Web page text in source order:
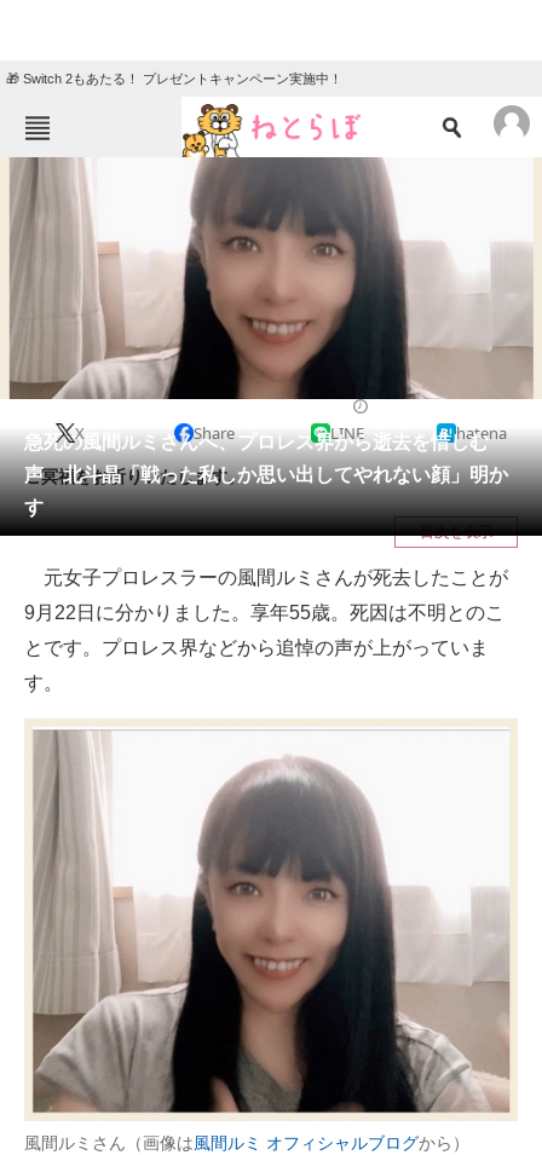
🎁 Switch 2もあたる！ プレゼントキャンペーン実施中！
TOP
クイズ
地域
教育・育児
動物
会員記事
メディア
注目記事を集めた総合ページ
スマホと通信の最新トレンド
好きが集まる 比べて選べる
ビジネスと働き方のヒント
AI活用のいまが分かる
企業ITのトレンドを詳説
経営リーダーのコミュニティ
マーケ×ITの今がよく分かる
ITエンジニア向け専門サイト
企業向けIT製品の総合サイト
急死の風間ルミさんへ、プロレス界から逝去を惜しむ
声 北斗晶「戦った私しか思い出してやれない顔」明か
す
X Share LINE hatena
ご冥福をお祈りいたします。
目次を表示
元女子プロレスラーの風間ルミさんが死去したことが
9月22日に分かりました。享年55歳。死因は不明とのこ
とです。プロレス界などから追悼の声が上がっていま
す。
風間ルミさん（画像は風間ルミ オフィシャルブログから）